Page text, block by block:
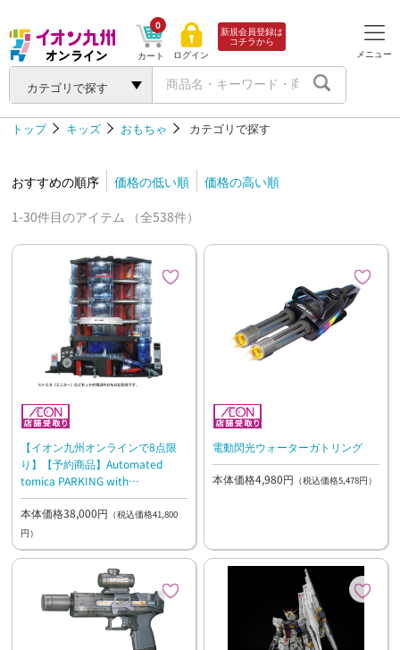
カテゴリで探す
カート
0
ログイン
新規会員登録は
コチラから
メニュー
トップ キッズ おもちゃ カテゴリで探す
おすすめの順序 価格の低い順
価格の高い順
1-30件目のアイテム （全538件）
【イオン九州オンラインで8点限
り】【予約商品】Automated
tomica PARKING with
showroom【9/26（土）以降お渡
し予定】
本体価格38,000円 （税込価格41,800
円）
電動閃光ウォーターガトリング
本体価格4,980円 （税込価格5,478円）